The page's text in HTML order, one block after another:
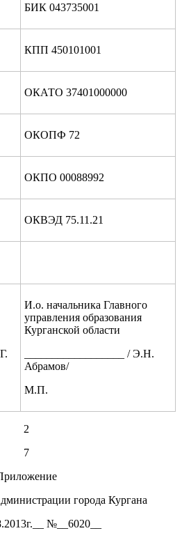
БИК 043735001
КПП 450101001
ОКАТО 37401000000
ОКОПФ 72
ОКПО 00088992
ОКВЭД 75.11.21
И.о. начальника Главного
управления образования
Курганской области
__________________ / Э.Н.
Абрамов/
М.П.
2
7
города Кургана
№__6020__